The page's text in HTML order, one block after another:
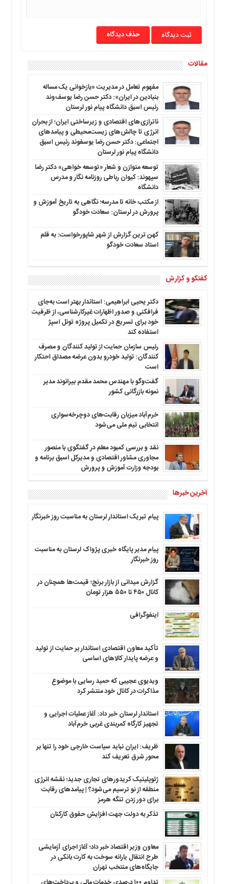
حذف دیدگاه
مقالات
مفهوم تعامل در مدیریت «بازخوانی یک مساله
بنیادین در ایران»: دکتر حسن رضا یوسف‌وند
رئیس اسبق دانشگاه پیام نور لرستان
ناترازی‌های اقتصادی و زیرساختی ایران؛ از بحران
انرژی تا چالش‌های زیست‌محیطی و پیامدهای
اجتماعی: دکتر حسن رضا یوسفوند رئیس اسبق
دانشگاه پیام نور لرستان
توسعه متوازن و شعار «توسعه خواهی» دکتر رضا
سپهوند: کیوان رباطی روزنامه نگار و مدرس
دانشگاه
از مکتب خانه تا مدرسه؛ نگاهی به تاریخ آموزش و
پرورش در لرستان: سعادت خودگو
کهن ترین گزارش از شهر شاپورخواست: به قلم
استاد سعادت خودگو
گفتگو و گزارش
دکتر یحیی ابراهیمی: استاندار بهتر است به‌جای
فرافکنی و صدور اظهارات غیرکارشناسی، از ظرفیت
خود برای تسریع در تکمیل پروژه تونل اسپژ
استفاده کند
رئیس سازمان حمایت از تولید کنندگان و مصرف
کنندگان: تولید خودرو بدون عرضه مصداق احتکار
است
گفت‌وگو با مهندس محمد مقدم بیرانوند مدیر
نمونه بازرگانی کشور
خرم‌آباد میزبان رقابت‌های دوچرخه‌سواری
انتخابی تیم ملی می‌شود
نقد و بررسی کمبود معلم در گفتگوی با منصور
مجاوری مشاور اقتصادی و مدیرکل اسبق برنامه و
بودجه وزارت آموزش و پرورش
آخرین خبرها
پیام تبریک استاندار لرستان به‌ مناسبت روز خبرنگار
پیام مدیر پایگاه خبری پژواک لرستان به مناسبت
روز خبرنگار
گزارش میدانی از بازار برنج؛ قیمت‌ها همچنان در
کانال ۴۵۰ تا ۵۵۰ هزار تومان
اینفوگرافی
تأکید معاون اقتصادی استاندار بر حمایت از تولید
و عرضه پایدار کالاهای اساسی
ویدیوی عجیبی که حمید رسایی با موضوع
مذاکرات در کانال خود منتشر کرد
استاندار لرستان خبر داد: آغاز عملیات اجرایی و
تجهیز کارگاه کمربندی غربی خرم‌آباد
ظریف: ایران نباید سیاست خارجی خود را تنها بر
محور شرق تعریف کند
ژئوپلیتیک کریدورهای تجاری جدید؛ نقشه انرژی
منطقه‌ از نو ترسیم می‌شود؟ | پیامدهای رقابت
برای دور زدن تنگه هرمز
تذکر به دولت جهت افزایش حقوق کارکنان ‌
معاون وزیر اقتصاد خبر داد؛ آغاز اجرای آزمایشی
طرح انتقال یارانه سوخت به کارت بانکی در
جایگاه‌های منتخب تهران